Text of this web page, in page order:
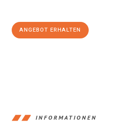
ANGEBOT ERHALTEN
INFORMATIONEN